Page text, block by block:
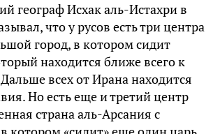
географ Исхак аль-Истахри в
что у русов есть три центра
город, в котором сидит
находится ближе всего к
всех от Ирана находится
Но есть еще и третий центр
страна аль-Арсания с